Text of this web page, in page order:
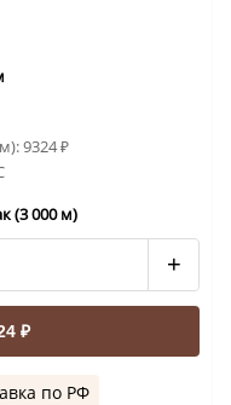
9324₽
(3 000 м)
+
₽
по РФ